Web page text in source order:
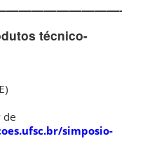
técnico-
de
simposio-